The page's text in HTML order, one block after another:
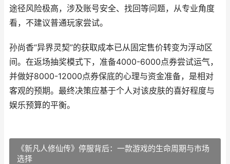
途径风险极高，涉及账号安全、找回等问题，从专业角度
看，不建议普通玩家尝试。
孙尚香“异界灵契”的获取成本已从固定售价转变为浮动区
间。在返场抽奖模式下，准备4000-6000点券尝试运气，
并做好8000-12000点券保底的心理与资金准备，是相对
客观的预期。最终决策应基于个人对该皮肤的喜好程度与
娱乐预算的平衡。
《新凡人修仙传》停服背后：一款游戏的生命周期与市场
选择